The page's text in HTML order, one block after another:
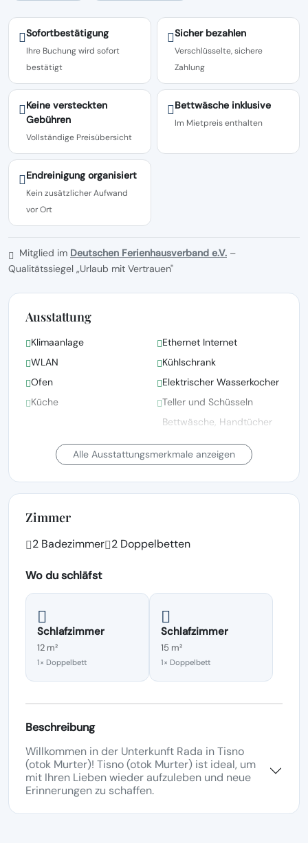
Sofortbestätigung
Ihre Buchung wird sofort
bestätigt
Sicher bezahlen
Verschlüsselte, sichere
Zahlung
Keine versteckten
Gebühren
Vollständige Preisübersicht
Bettwäsche inklusive
Im Mietpreis enthalten
Endreinigung organisiert
Kein zusätzlicher Aufwand
vor Ort
Mitglied im Deutschen Ferienhausverband e.V. –
Qualitätssiegel „Urlaub mit Vertrauen"
Ausstattung
Klimaanlage
Ethernet Internet
WLAN
Kühlschrank
Ofen
Elektrischer Wasserkocher
Küche
Teller und Schüsseln
Bettwäsche vorhanden
Bettwäsche, Handtücher
Richtlinien der örtlichen
Behörden gewaschen
Satellitenfernsehen
Fernsehen
Alle Ausstattungsmerkmale anzeigen
Zimmer
2 Badezimmer 2 Doppelbetten
Wo du schläfst
Schlafzimmer
12 m²
1× Doppelbett
Schlafzimmer
15 m²
1× Doppelbett
Beschreibung
Willkommen in der Unterkunft Rada in Tisno
(otok Murter)! Tisno (otok Murter) ist ideal, um
mit Ihren Lieben wieder aufzuleben und neue
Erinnerungen zu schaffen.